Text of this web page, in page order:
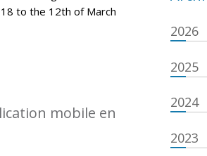
to the 12th of March
mobile en
2026
2025
2024
2023